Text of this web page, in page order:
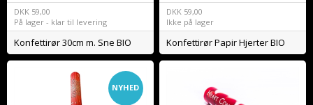
DKK 59,00
På lager - klar til levering
Konfettirør 30cm m. Sne BIO
DKK 59,00
Ikke på lager
Konfettirør Papir Hjerter BIO
NYHED